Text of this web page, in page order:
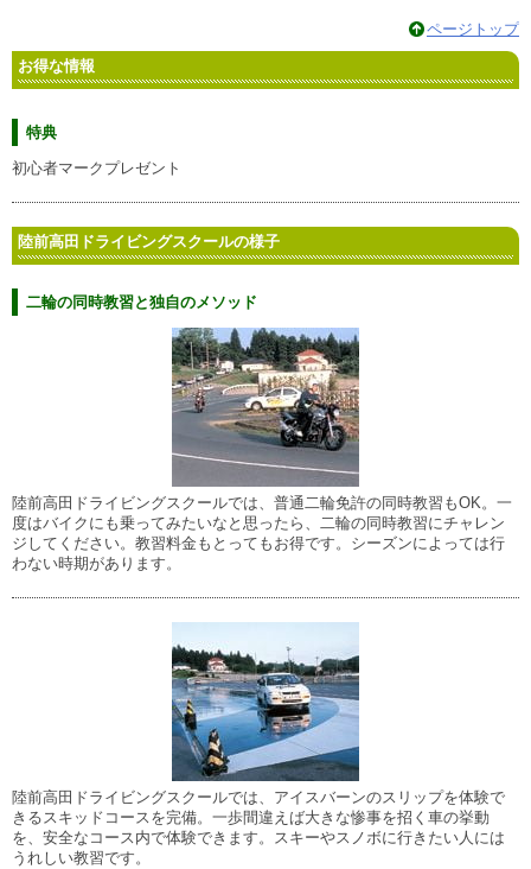
ページトップ
お得な情報
特典
初心者マークプレゼント
陸前高田ドライビングスクールの様子
二輪の同時教習と独自のメソッド
陸前高田ドライビングスクールでは、普通二輪免許の同時教習もOK。一
度はバイクにも乗ってみたいなと思ったら、二輪の同時教習にチャレン
ジしてください。教習料金もとってもお得です。シーズンによっては行
わない時期があります。
陸前高田ドライビングスクールでは、アイスバーンのスリップを体験で
きるスキッドコースを完備。一歩間違えば大きな惨事を招く車の挙動
を、安全なコース内で体験できます。スキーやスノボに行きたい人には
うれしい教習です。